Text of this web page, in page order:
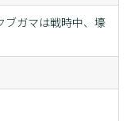
ブガマは戦時中、壕